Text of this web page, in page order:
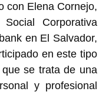
con Elena Cornejo,
Corporativa
en El Salvador,
en este tipo
se trata de una
y profesional